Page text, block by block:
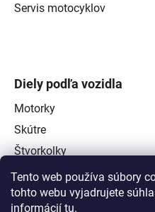
Tento web používa súbory
tohto webu vyjadrujete
informácií tu.
Servis motocyklov
Diely podľa vozidla
Motorky
Skútre
Štvorkolky